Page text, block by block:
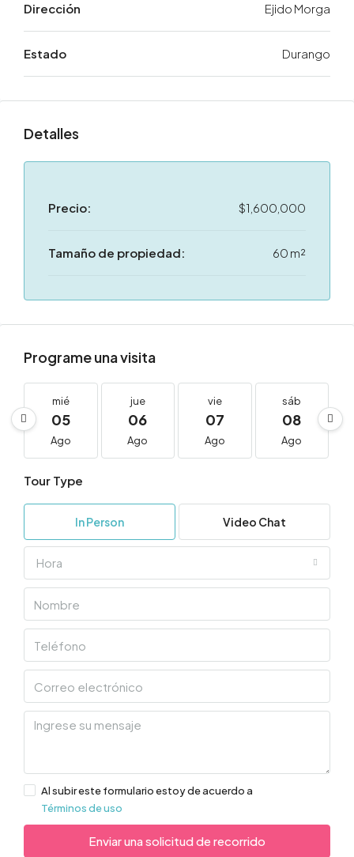
Dirección Ejido Morga
Estado Durango
Detalles
Precio: $1,600,000
Tamaño de propiedad: 60 m²
Programe una visita
mié
05
Ago
jue
06
Ago
vie
07
Ago
sáb
08
Ago
Tour Type
In Person Video Chat
Hora
Al subir este formulario estoy de acuerdo a
Términos de uso
Enviar una solicitud de recorrido